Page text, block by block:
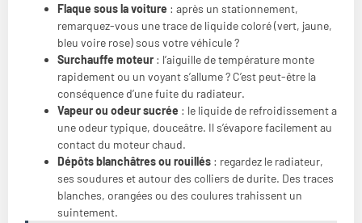
Flaque sous la voiture : après un stationnement,
remarquez-vous une trace de liquide coloré (vert, jaune,
bleu voire rose) sous votre véhicule ?
Surchauffe moteur : l’aiguille de température monte
rapidement ou un voyant s’allume ? C’est peut-être la
conséquence d’une fuite du radiateur.
Vapeur ou odeur sucrée : le liquide de refroidissement a
une odeur typique, douceâtre. Il s’évapore facilement au
contact du moteur chaud.
Dépôts blanchâtres ou rouillés : regardez le radiateur,
ses soudures et autour des colliers de durite. Des traces
blanches, orangées ou des coulures trahissent un
suintement.